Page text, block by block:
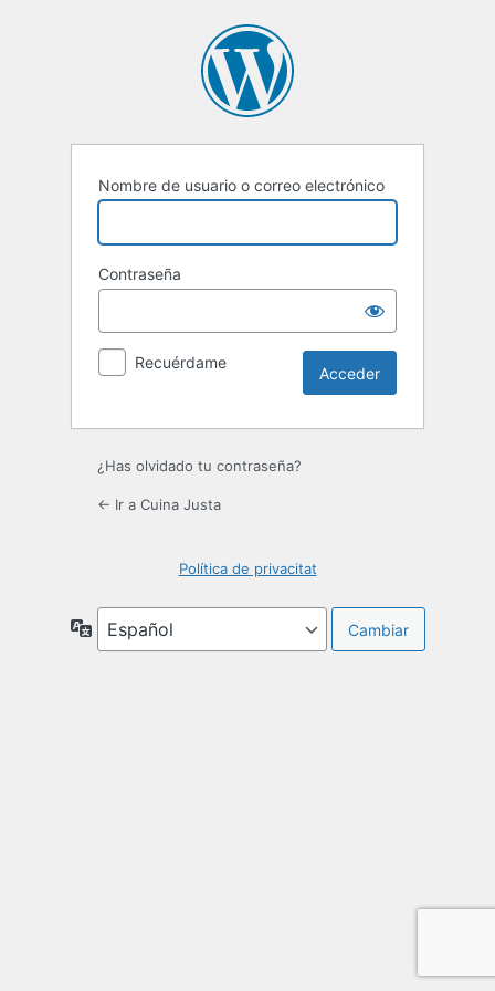
Nombre de usuario o correo electrónico
Contraseña
Recuérdame
¿Has olvidado tu contraseña?
← Ir a Cuina Justa
Política de privacitat
Idioma